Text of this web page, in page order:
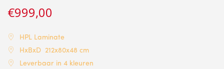
€999,00
HPL Laminate
HxBxD 212x80x48 cm
Leverbaar in 4 kleuren